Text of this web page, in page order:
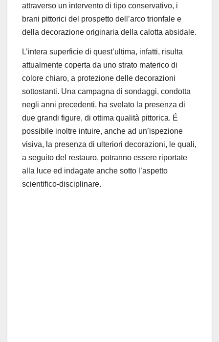
attraverso un intervento di tipo conservativo, i
brani pittorici del prospetto dell’arco trionfale e
della decorazione originaria della calotta absidale.
L’intera superficie di quest’ultima, infatti, risulta
attualmente coperta da uno strato materico di
colore chiaro, a protezione delle decorazioni
sottostanti. Una campagna di sondaggi, condotta
negli anni precedenti, ha svelato la presenza di
due grandi figure, di ottima qualità pittorica. É
possibile inoltre intuire, anche ad un’ispezione
visiva, la presenza di ulteriori decorazioni, le quali,
a seguito del restauro, potranno essere riportate
alla luce ed indagate anche sotto l’aspetto
scientifico-disciplinare.